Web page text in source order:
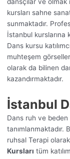
kursları sahne
sunmaktadır.
İstanbul kurslarına
Dans kursu
muhteşem
olarak da bilinen
kazandırmaktadır.
İstanbul
Dans ruh ve
tanımlanmaktadır.
ruhsal Terapi
Kursları tüm